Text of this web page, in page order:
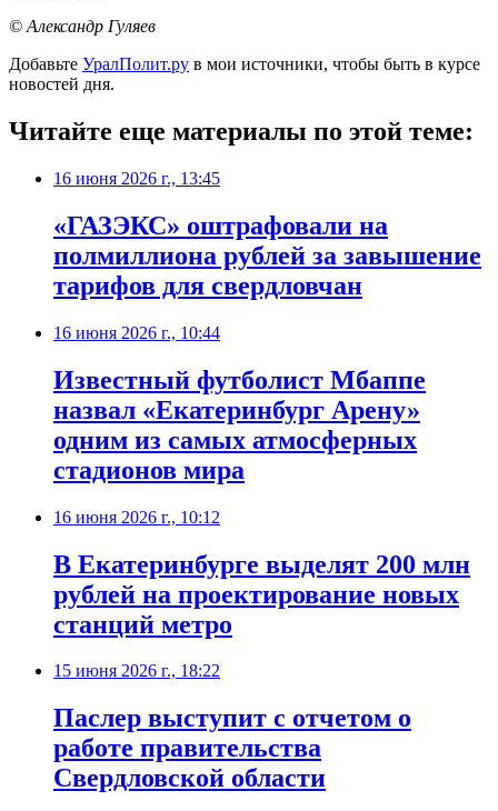
© Александр Гуляев
Добавьте УралПолит.ру в мои источники, чтобы быть в курсе
новостей дня.
Читайте еще материалы по этой теме:
16 июня 2026 г., 13:45
«ГАЗЭКС» оштрафовали на
полмиллиона рублей за завышение
тарифов для свердловчан
16 июня 2026 г., 10:44
Известный футболист Мбаппе
назвал «Екатеринбург Арену»
одним из самых атмосферных
стадионов мира
16 июня 2026 г., 10:12
В Екатеринбурге выделят 200 млн
рублей на проектирование новых
станций метро
15 июня 2026 г., 18:22
Паслер выступит с отчетом о
работе правительства
Свердловской области